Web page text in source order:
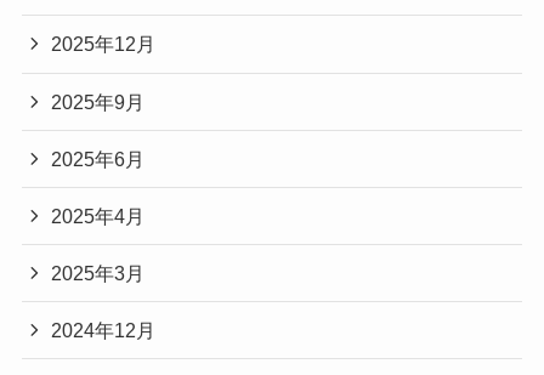
2025年12月
2025年9月
2025年6月
2025年4月
2025年3月
2024年12月